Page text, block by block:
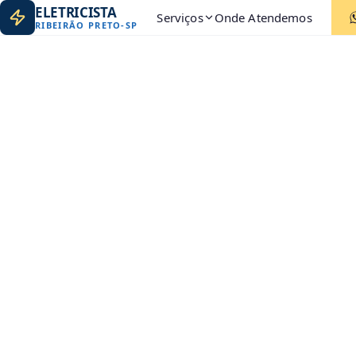
ELETRICISTA
RIBEIRÃO PRETO-SP Serviços Onde Atendemos